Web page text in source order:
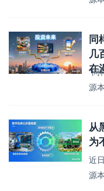
同
几
在
源
从
为
源